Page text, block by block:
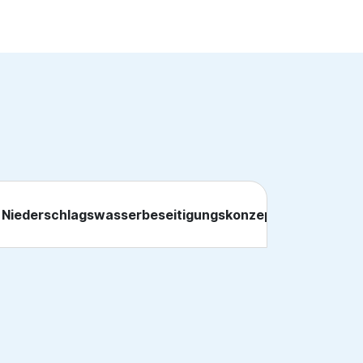
Niederschlagswasserbeseitigungskonzept